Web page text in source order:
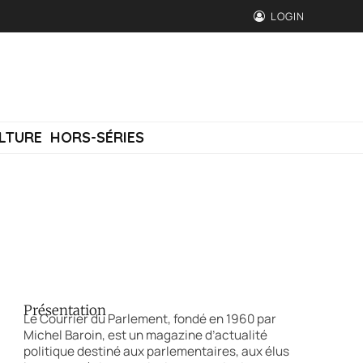
LOGIN
HORS-SÉRIES
Présentation
Le Courrier du Parlement, fondé en 1960 par
Michel Baroin, est un magazine d’actualité
politique destiné aux parlementaires, aux élus